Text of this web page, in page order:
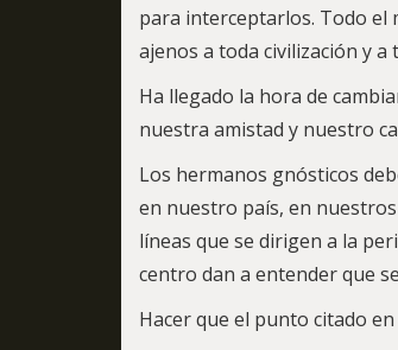
para interceptarlos. Todo el
ajenos a toda civilización y a
Ha llegado la hora de
nuestra amistad y nuestro
Los hermanos gnósticos
en nuestro país, en
líneas que se dirigen a la
centro dan a entender que
Hacer que el punto citado